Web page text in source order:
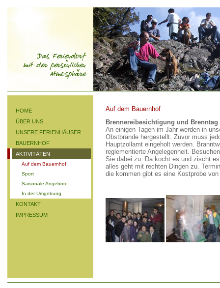
HOME
ÜBER UNS
UNSERE FERIENHÄUSER
BAUERNHOF
AKTIVITÄTEN
Auf dem Bauernhof
Sport
Saisonale Angebote
In der Umgebung
KONTAKT
IMPRESSUM
Auf dem Bauernhof
Brennereibesichtigung und Brenntag
An einigen Tagen im Jahr werden in
Obstbrände hergestellt. Zuvor muss
Hauptzollamt eingeholt werden.
reglementierte Angelegenheit.
Sie dabei zu. Da kocht es und zischt
alles geht mit rechten Dingen zu.
die kommen gibt es eine Kostprobe